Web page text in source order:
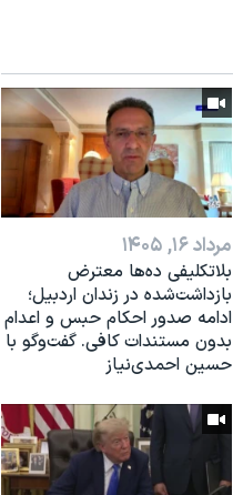
360p
1080p
مرداد ۱۶, ۱۴۰۵
بلاتکلیفی ده‌ها معترض
بازداشت‌شده در زندان اردبیل؛
ادامه صدور احکام حبس و اعدام
بدون مستندات کافی. گفت‌وگو با
حسین احمدی‌نیاز